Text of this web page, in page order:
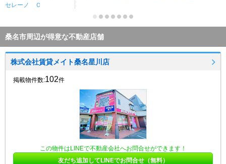
セレーノ Ｃ
桑名市周辺が得意な不動産店舗
株式会社賃貸メイト桑名星川店
掲載物件数:102件
この物件はLINEで不動産会社へお問合せができます！
友だち追加してLINEでお問合せ（無料）